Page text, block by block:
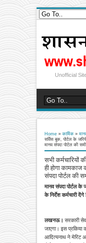
Unofficial
Home » कार्मिक »
सर्विस बुक, पोर्टल के
मानव संपदा पोर्टल की
सभी कर्मचारियों
ही होगा कामकाज
संपदा पोर्टल की
मानव संपदा पोर्टल
के निर्देश कर्मचारी
लखनऊ। सरकारी
जाएगा। इस प्रकिया
आदित्यनाथ ने मेरिट